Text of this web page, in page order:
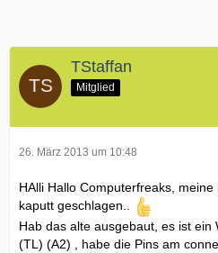
TStaffan
Mitglied
26. März 2013 um 10:48
HAlli Hallo Computerfreaks,
kaputt geschlagen..
Hab das alte ausgebaut, es ist ein
(TL) (A2) , habe die Pins am